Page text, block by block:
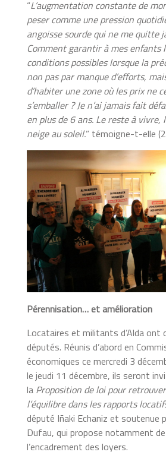
“L’augmentation constante de
peser comme une pression
angoisse sourde qui ne me quitte
Comment garantir à mes enfants
conditions possibles lorsque la
non pas par manque d’efforts,
d’habiter une zone où les prix ne
s’emballer ? Je n’ai jamais fait
en plus de 6 ans. Le reste à vivre,
neige au soleil.” témoigne-t-elle
Pérennisation… et amélioration
Locataires et militants d’Alda ont
députés. Réunis d’abord en
économiques ce mercredi 3
le jeudi 11 décembre, ils seront
la Proposition de loi pour
l’équilibre dans les rapports
député Iñaki Echaniz et soutenue
Dufau, qui propose notamment
l’encadrement des loyers.